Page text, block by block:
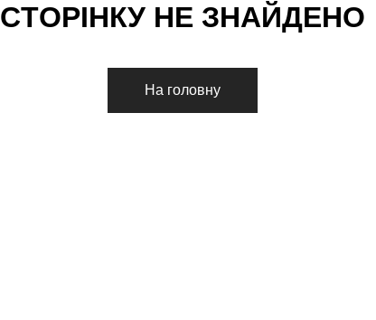
СТОРІНКУ НЕ ЗНАЙДЕНО
На головну